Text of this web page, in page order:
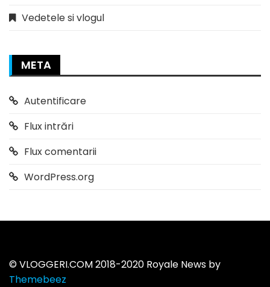
Vedetele si vlogul
META
Autentificare
Flux intrări
Flux comentarii
WordPress.org
©️ VLOGGERI.COM 2018-2020 Royale News by
Themebeez